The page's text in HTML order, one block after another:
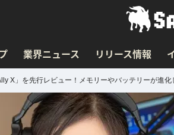
業界ニュース リリース情報
X」を先行レビュー！メモリーやバッテリーが進